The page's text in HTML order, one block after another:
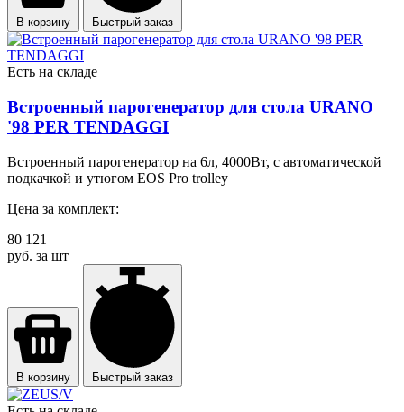
В корзину Быстрый заказ
Есть на складе
Встроенный парогенератор для стола URANO
'98 PER TENDAGGI
Встроенный парогенератор на 6л, 4000Вт, с автоматической
подкачкой и утюгом EOS Pro trolley
Цена за комплект:
80 121
руб. за шт
В корзину Быстрый заказ